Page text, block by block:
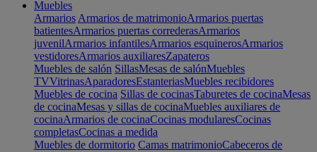
Muebles
Armarios Armarios de matrimonioArmarios puertas
batientesArmarios puertas correderasArmarios
juvenilArmarios infantilesArmarios esquinerosArmarios
vestidoresArmarios auxiliaresZapateros
Muebles de salón SillasMesas de salónMuebles
TVVitrinasAparadoresEstanteriasMuebles recibidores
Muebles de cocina Sillas de cocinasTaburetes de cocinaMesas
de cocinaMesas y sillas de cocinaMuebles auxiliares de
cocinaArmarios de cocinaCocinas modularesCocinas
completasCocinas a medida
Muebles de dormitorio Camas matrimonioCabeceros de